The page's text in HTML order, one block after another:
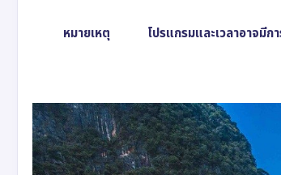
หมายเหตุ โปรแกรมและเวลาอาจมี